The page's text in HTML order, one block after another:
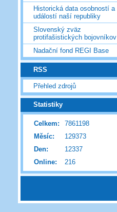
Historická data osobností a
událostí naší republiky
Slovenský zväz
protifašistických bojovníkov
Nadační fond REGI Base
RSS
Přehled zdrojů
Statistiky
Online: 216
Celkem:
7861198
Měsíc:
129373
Den:
12337